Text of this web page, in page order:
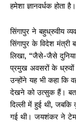
हमेशा ज्ञानवर्धक होता
सिंगापुर ने बहुध्रुवीय
सिंगापुर के विदेश मंत्री
लिखा, “जैसे-जैसे दुनिया
प्रमुख अवसरों के
उन्होंने यह भी कहा कि
देखने को उत्सुक हैं।
दिल्ली में हुई थी,
गई थी। जयशंकर ने